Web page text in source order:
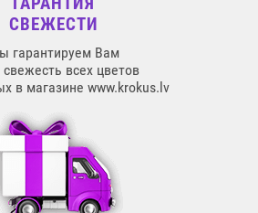
СВЕЖЕСТИ
гарантируем Вам
свежесть всех цветов
в магазине www.krokus.lv